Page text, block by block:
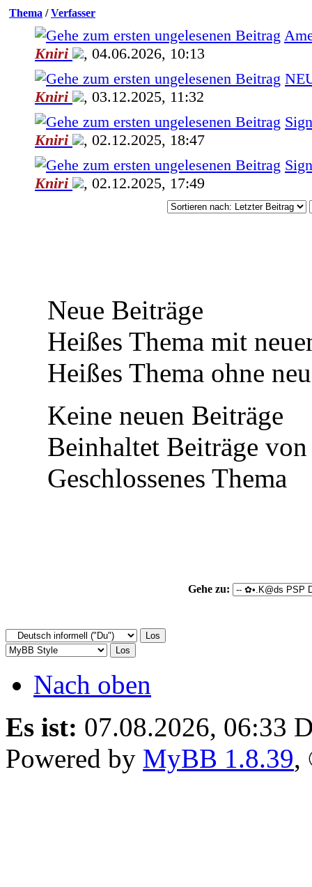
Thema /Verfasser
Kniri
, 04.06.2026, 10:13
Kniri
, 03.12.2025, 11:32
Kniri
, 02.12.2025, 18:47
Kniri
, 02.12.2025, 17:49
Neue Beiträge
Heißes Thema mit
Heißes Thema ohne
Keine neuen Beiträge
Beinhaltet Beiträge
Geschlossenes Thema
Gehe zu:
Nach oben
Es ist: 07.08.2026, 06:33
Powered by MyBB 1.8.39,